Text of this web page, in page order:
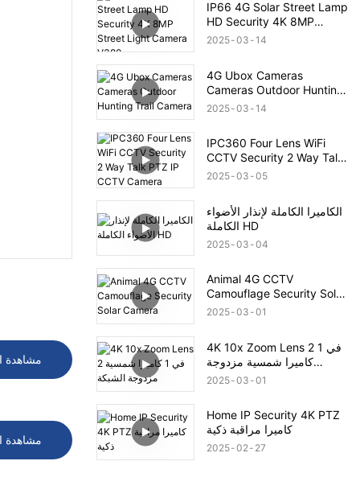
مشاهدة
مشاهدة
IP66 4G Solar Street Lamp
HD Security 4K 8MP
Street Light Camera V380
2025 03 14
4G Ubox Cameras
Cameras Outdoor Hunting
Trail Camera
2025 03 14
IPC360 Four Lens WiFi
CCTV Security 2 Way Talk
PTZ IP CCTV Camera
2025 03 05
الكاميرا الكاملة لإنذار الأضواء
الكاملة HD
2025 03 04
Animal 4G CCTV
Camouflage Security Solar
Camera
2025 03 01
4K 10x Zoom Lens 2 في 1
كاميرا شمسية مزدوجة
الشبكة
2025 03 01
Home IP Security 4K PTZ
كاميرا مراقبة ذكية
2025 02 27